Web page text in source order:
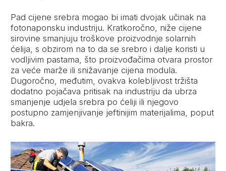
Pad cijene srebra mogao bi imati dvojak učinak na
fotonaponsku industriju. Kratkoročno, niže cijene
sirovine smanjuju troškove proizvodnje solarnih
ćelija, s obzirom na to da se srebro i dalje koristi u
vodljivim pastama, što proizvođačima otvara prostor
za veće marže ili snižavanje cijena modula.
Dugoročno, međutim, ovakva kolebljivost tržišta
dodatno pojačava pritisak na industriju da ubrza
smanjenje udjela srebra po ćeliji ili njegovo
postupno zamjenjivanje jeftinijim materijalima, poput
bakra.